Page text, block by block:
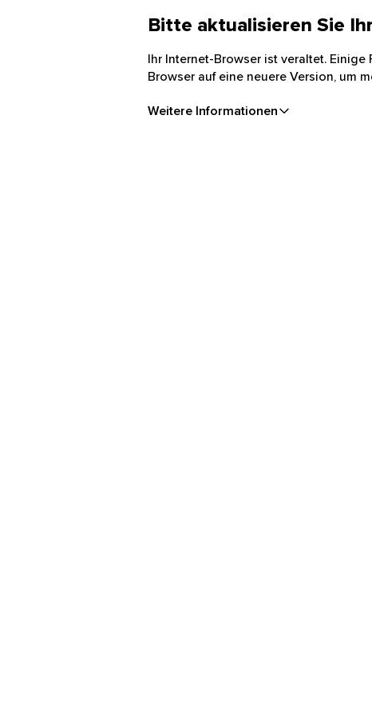
Bitte aktualisieren Sie
Ihr Internet-Browser ist veraltet.
Browser auf eine neuere Version, um
Weitere Informationen